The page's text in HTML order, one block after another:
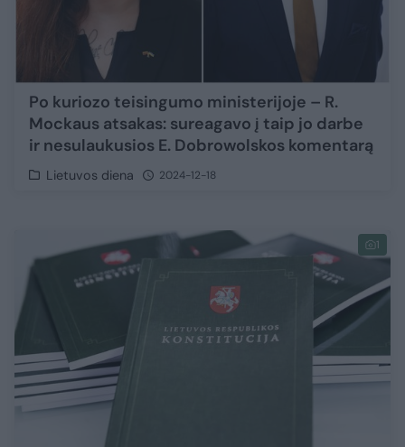
Po kuriozo teisingumo ministerijoje – R.
Mockaus atsakas: sureagavo į taip jo darbe
ir nesulaukusios E. Dobrowolskos komentarą
Lietuvos diena 2024-12-18
1